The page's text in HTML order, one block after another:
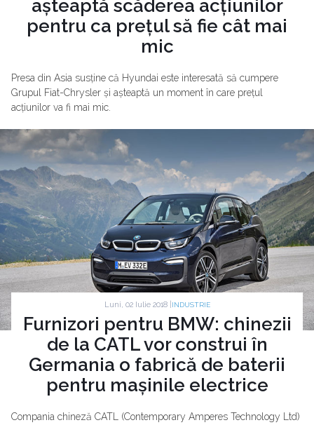
așteaptă scăderea acțiunilor
pentru ca prețul să fie cât mai
mic
Presa din Asia susține că Hyundai este interesată să cumpere
Grupul Fiat-Chrysler și așteaptă un moment în care prețul
acțiunilor va fi mai mic.
Luni, 02 Iulie 2018 | INDUSTRIE
Furnizori pentru BMW: chinezii
de la CATL vor construi în
Germania o fabrică de baterii
pentru mașinile electrice
Compania chineză CATL (Contemporary Amperes Technology Ltd)